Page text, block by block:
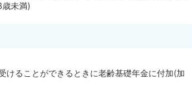
未満)
けることができるときに老齢基礎年金に付加(加